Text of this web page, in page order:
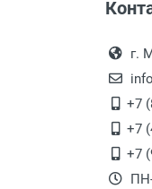
г.
+7
+7
+7